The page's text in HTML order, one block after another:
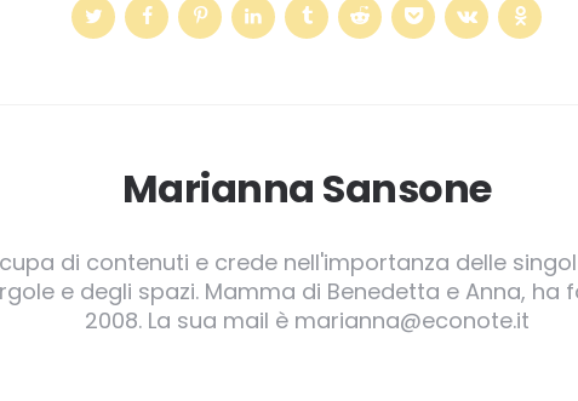
Marianna Sansone
di contenuti e crede nell'importanza delle
e degli spazi. Mamma di Benedetta e Anna, ha
2008. La sua mail è marianna@econote.it